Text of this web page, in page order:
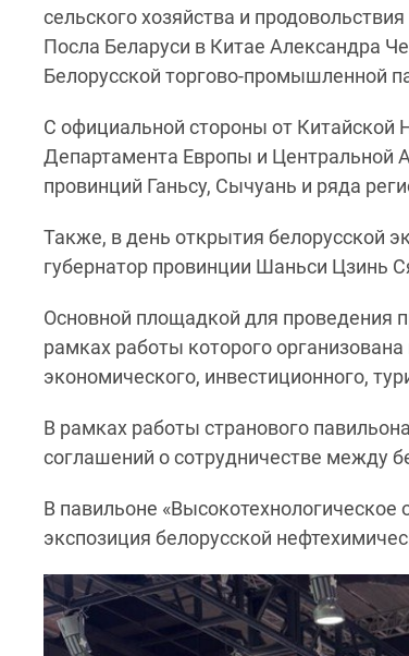
сельского хозяйства и
Посла Беларуси в Китае Александра
Белорусской торгово-промышленной
С официальной стороны от Китайской
Департамента Европы и Центральной
провинций Ганьсу, Сычуань и ряда
Также, в день открытия белорусской
губернатор провинции Шаньси Цзинь
Основной площадкой для проведения
рамках работы которого
экономического, инвестиционного,
В рамках работы странового
соглашений о сотрудничестве между
В павильоне
экспозиция белорусской